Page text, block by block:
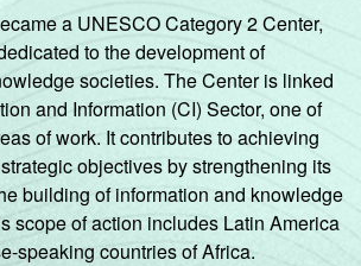
a UNESCO Category 2 Center,
to the development of
societies. The Center is linked
and Information (CI) Sector, one of
of work. It contributes to achieving
objectives by strengthening its
building of information and knowledge
scope of action includes Latin America
speaking countries of Africa.